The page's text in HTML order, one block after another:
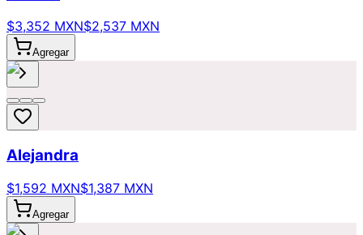
$3,352 MXN$2,537 MXN
Agregar
Alejandra
$1,592 MXN$1,387 MXN
Agregar